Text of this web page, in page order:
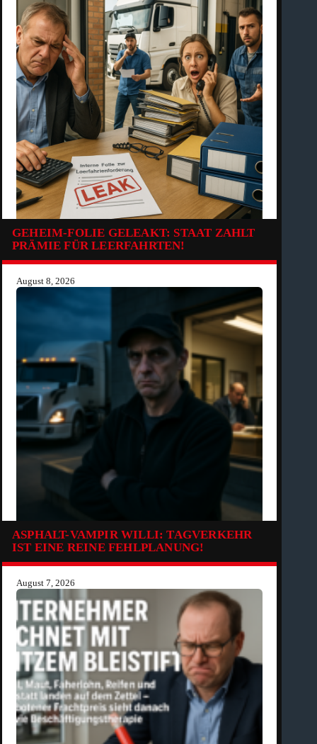
GEHEIM-FOLIE GELEAKT: STAAT ZAHLT
PRÄMIE FÜR LEERFAHRTEN!
August 8, 2026
ASPHALT-VAMPIR WILLI: TAGVERKEHR
IST EINE REINE FEHLPLANUNG!
August 7, 2026